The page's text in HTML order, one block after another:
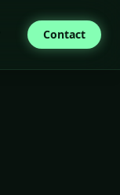
Contact